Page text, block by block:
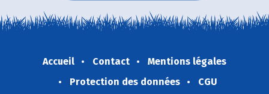
Accueil Contact
Mentions légales
Protection des données
CGU